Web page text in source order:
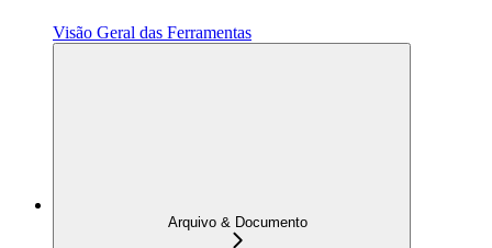
Visão Geral das Ferramentas
Arquivo & Documento